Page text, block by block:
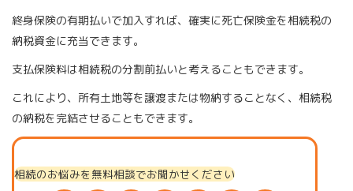
終身保険の有期払いで加入すれば、確実に死亡保険金を相続税の
納税資金に充当できます。
支払保険料は相続税の分割前払いと考えることもできます。
これにより、所有土地等を譲渡または物納することなく、相続税
の納税を完結させることもできます。
相続のお悩みを無料相談でお聞かせください